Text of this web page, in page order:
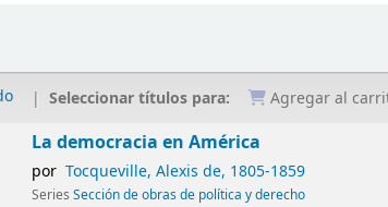
Seleccionar títulos para: Agregar al
La democracia en América
por Tocqueville, Alexis de, 1805-1859
SeriesSección de obras de política y derecho